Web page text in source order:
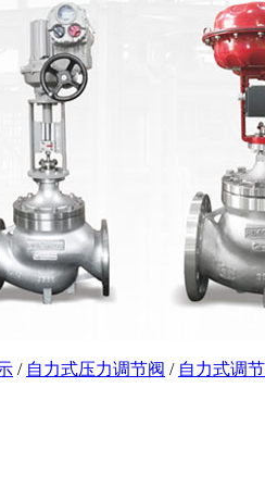
/ 自力式压力调节阀 / 自力式调